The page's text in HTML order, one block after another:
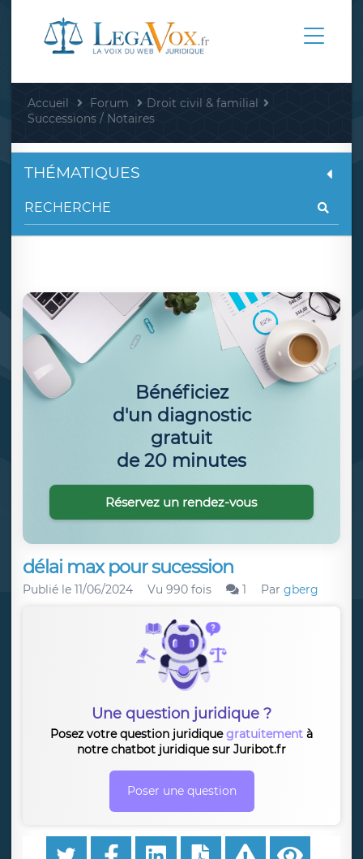
Accueil Forum
Droit civil & familial
Successions / Notaires
délai max pour sucession
Publié le 11/06/2024 Vu 990 fois 1 Par gberg
Une question juridique ?
Posez votre question juridiquegratuitement à
notre chatbot juridique sur Juribot.fr
Poser une question
THÉMATIQUES
Bénéficiez
d'un diagnostic
gratuit
de 20 minutes
Réservez un rendez-vous